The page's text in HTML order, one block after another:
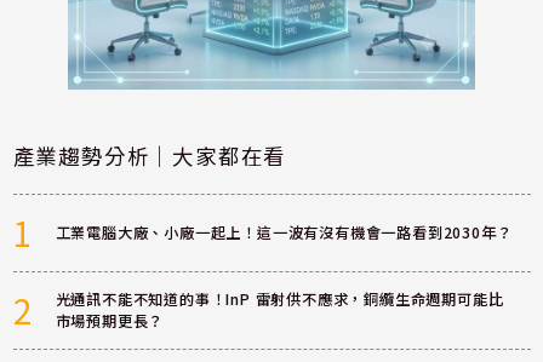
產業趨勢分析｜大家都在看
1 工業電腦大廠、小廠一起上！這一波有沒有機會一路看到2030年？
2
光通訊不能不知道的事！InP 雷射供不應求，銅纜生命週期可能比
市場預期更長？